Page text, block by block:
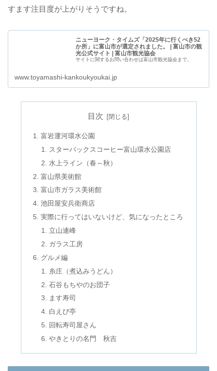
すます注目度が上がりそうですね。
ニューヨーク・タイムズ「2025年に行くべき52
か所」に富山市が選定されました。 | 富山市の観
光公式サイト | 富山市観光協会
サイトに関するお問い合わせは富山市観光協会まで。
www.toyamashi-kankoukyoukai.jp
目次
富岩運河環水公園
スターバックスコーヒー富山環水公園店
水上ライン（春～秋）
富山県美術館
富山市ガラス美術館
池田屋安兵衛商店
実際に行ってはいないけど、気になったところ
立山連峰
ガラス工房
グルメ編
糸庄（煮込みうどん）
石谷もちやのお団子
ます寿司
白えび亭
回転寿司屋さん
やきとりの名門 秋吉